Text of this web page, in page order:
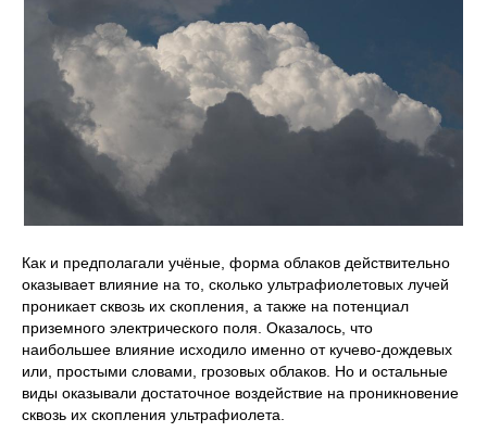
Как и предполагали учёные, форма облаков действительно
оказывает влияние на то, сколько ультрафиолетовых лучей
проникает сквозь их скопления, а также на потенциал
приземного электрического поля. Оказалось, что
наибольшее влияние исходило именно от кучево-дождевых
или, простыми словами, грозовых облаков. Но и остальные
виды оказывали достаточное воздействие на проникновение
сквозь их скопления ультрафиолета.